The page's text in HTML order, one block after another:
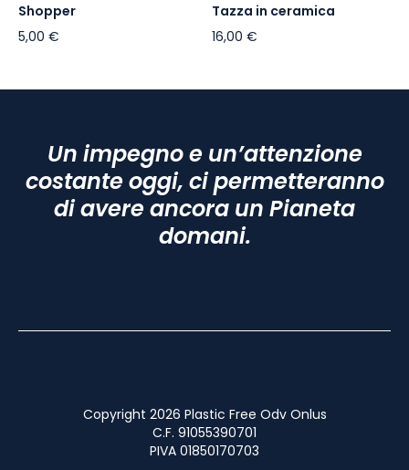
Shopper
5,00 €
Tazza in ceramica
16,00 €
Un impegno e un’attenzione
costante oggi, ci permetteranno
di avere ancora un Pianeta
domani.
Copyright 2026 Plastic Free Odv Onlus
C.F. 91055390701
PIVA 01850170703